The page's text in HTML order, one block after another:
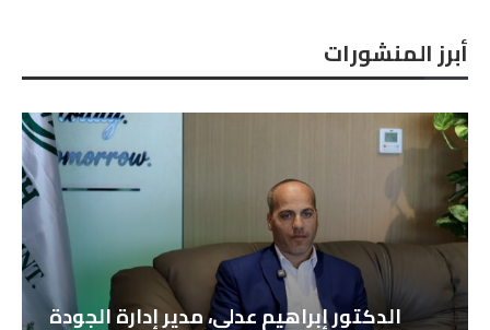
أبرز المنشورات
الدكتور إبراهيم عدلي، مدير إدارة الجودة